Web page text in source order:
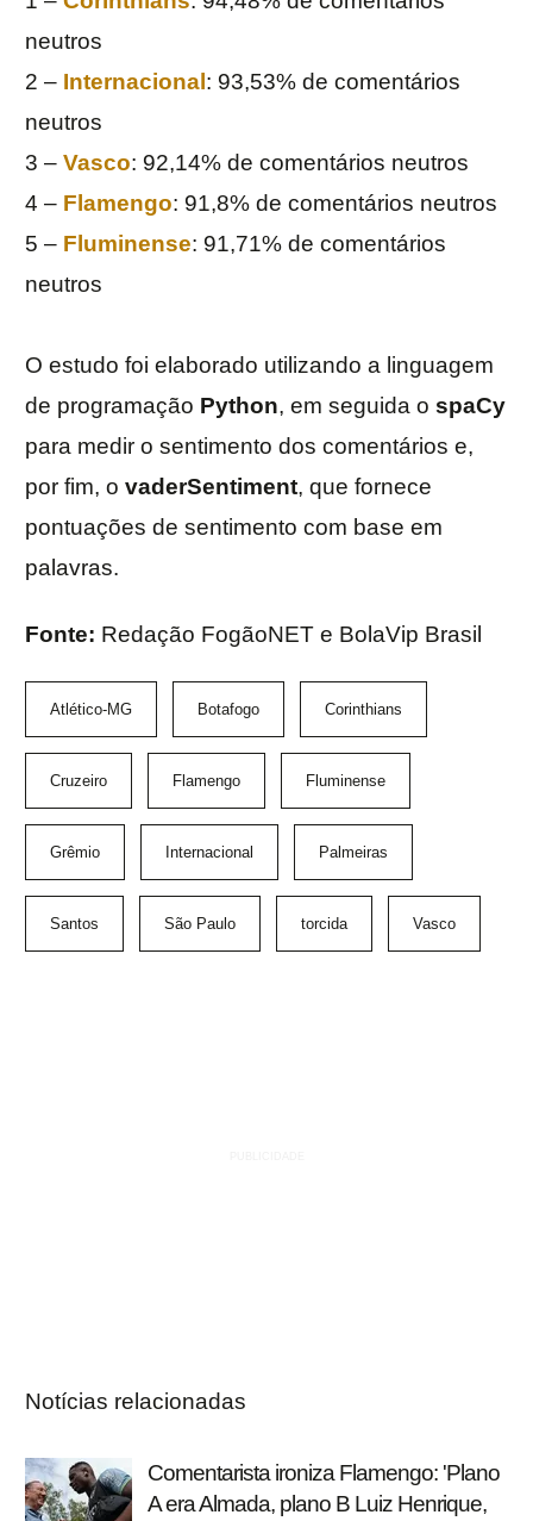
neutros
2 – Internacional : 93,53% de comentários
neutros
3 – Vasco: 92,14% de comentários neutros
4 – Flamengo: 91,8% de comentários neutros
5 – Fluminense: 91,71% de comentários
neutros
O estudo foi elaborado utilizando a linguagem
de programação Python, em seguida o spaCy
para medir o sentimento dos comentários e,
por fim, o vaderSentiment, que fornece
pontuações de sentimento com base em
palavras.
Fonte: Redação FogãoNET e BolaVip Brasil
Atlético-MG Botafogo Corinthians
Cruzeiro Flamengo Fluminense
Grêmio Internacional Palmeiras
Santos São Paulo torcida Vasco
Notícias relacionadas
Comentarista ironiza Flamengo: 'Plano
A era Almada, plano B Luiz Henrique,